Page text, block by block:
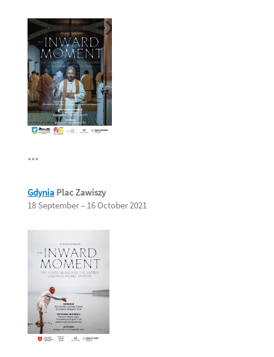
***
Gdynia Plac Zawiszy
18 September – 16 October 2021